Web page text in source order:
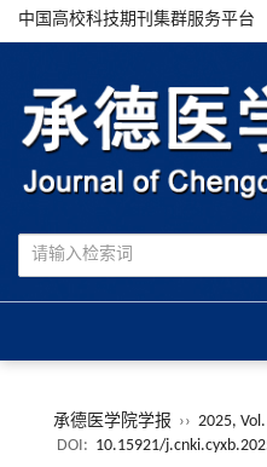
中国高校科技期刊集群服务平台
承德医学院学报 ›› 2025,
DOI: 10.15921/